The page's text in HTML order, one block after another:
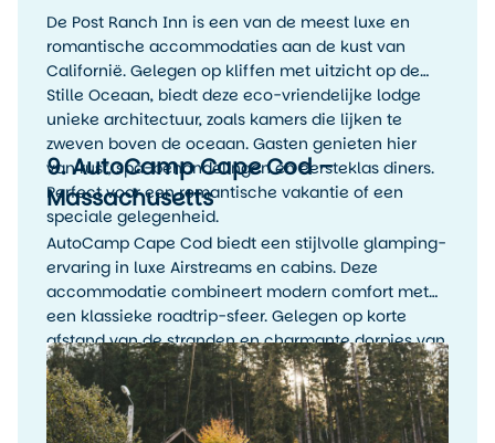
De Post Ranch Inn is een van de meest luxe en
romantische accommodaties aan de kust van
Californië. Gelegen op kliffen met uitzicht op de
Stille Oceaan, biedt deze eco-vriendelijke lodge
unieke architectuur, zoals kamers die lijken te
zweven boven de oceaan. Gasten genieten hier
van rust, spa-behandelingen en eersteklas diners.
Perfect voor een romantische vakantie of een
speciale gelegenheid.
9. AutoCamp Cape Cod –
Massachusetts
AutoCamp Cape Cod biedt een stijlvolle glamping-
ervaring in luxe Airstreams en cabins. Deze
accommodatie combineert modern comfort met
een klassieke roadtrip-sfeer. Gelegen op korte
afstand van de stranden en charmante dorpjes van
Cape Cod, is het de perfecte uitvalsbasis voor een
ontspannen vakantie in New England.